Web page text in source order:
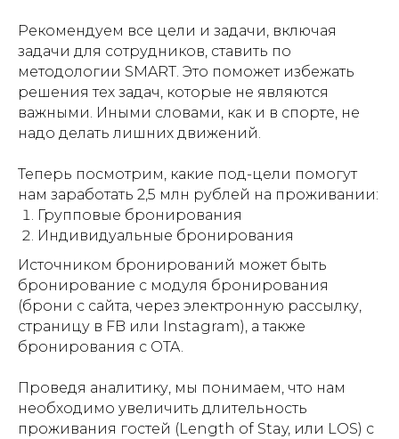
Рекомендуем все цели и задачи, включая
задачи для сотрудников, ставить по
методологии SMART. Это поможет избежать
решения тех задач, которые не являются
важными. Иными словами, как и в спорте, не
надо делать лишних движений.
Теперь посмотрим, какие под-цели помогут
нам заработать 2,5 млн рублей на проживании:
Групповые бронирования
Индивидуальные бронирования
Источником бронирований может быть
бронирование с модуля бронирования
(брони с сайта, через электронную рассылку,
страницу в FB или Instagram), а также
бронирования с OTA.
Проведя аналитику, мы понимаем, что нам
необходимо увеличить длительность
проживания гостей (Length of Stay, или LOS) с